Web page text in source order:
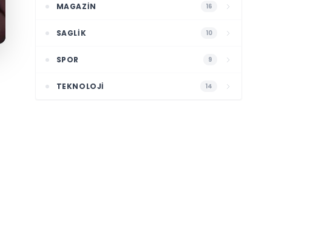
MAGAZIN 16
SAGLIK 10
SPOR 9
TEKNOLOJI 14